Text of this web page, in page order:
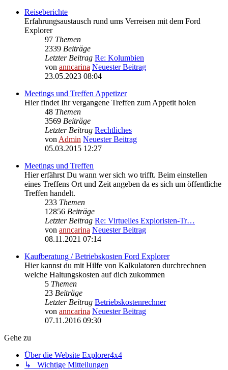
Reiseberichte
Erfahrungsaustausch rund ums Verreisen mit dem Ford
Explorer
97 Themen
2339 Beiträge
Letzter Beitrag Re: Kolumbien
von anncarina Neuester Beitrag
23.05.2023 08:04
Meetings und Treffen Appetizer
Hier findet Ihr vergangene Treffen zum Appetit holen
48 Themen
3569 Beiträge
Letzter Beitrag Rechtliches
von Admin Neuester Beitrag
05.03.2015 12:27
Meetings und Treffen
Hier erfährst Du wann wer sich wo trifft. Beim einstellen
eines Treffens Ort und Zeit angeben da es sich um öffentliche
Treffen handelt.
233 Themen
12856 Beiträge
Letzter Beitrag Re: Virtuelles Exploristen-Tr…
von anncarina Neuester Beitrag
08.11.2021 07:14
Kaufberatung / Betriebskosten Ford Explorer
Hier kannst du mit Hilfe von Kalkulatoren durchrechnen
welche Haltungskosten auf dich zukommen
5 Themen
23 Beiträge
Letzter Beitrag Betriebskostenrechner
von anncarina Neuester Beitrag
07.11.2016 09:30
Gehe zu
Über die Website Explorer4x4
↳ Wichtige Mitteilungen